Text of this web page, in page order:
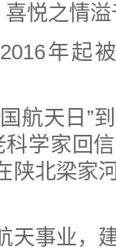
悦之情
年起被
天日”
科学家回
陕北梁家
事业，